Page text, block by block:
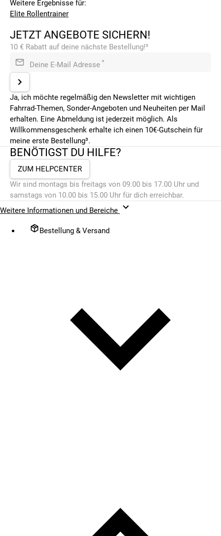
Weitere Ergebnisse für:
Elite Rollentrainer
JETZT ANGEBOTE SICHERN!
10 € Rabatt auf deine nächste Bestellung!³
Deine E-Mail Adresse *
Ja, ich möchte regelmäßig den Newsletter mit wichtigen
Fahrrad-Themen, Sonder-Angeboten und Neuheiten per Mail
erhalten. Eine Abmeldung ist jederzeit möglich. Als
Willkommensgeschenk erhalte ich einen 10€-Gutschein für
meine erste Bestellung³.
BENÖTIGST DU HILFE?
ZUM HELPCENTER
Wir sind montags bis freitags von 09.00 bis 17.00 Uhr und
samstags von 10.00 bis 15.00 Uhr für dich erreichbar.
Weitere Informationen und Bereiche
Bestellung & Versand